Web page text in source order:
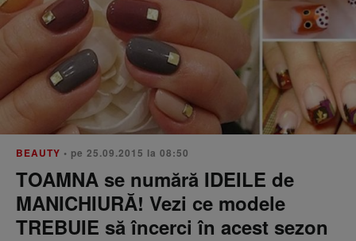
BEAUTY • pe 25.09.2015 la 08:50
TOAMNA se numără IDEILE de
MANICHIURĂ! Vezi ce modele
TREBUIE să încerci în acest sezon